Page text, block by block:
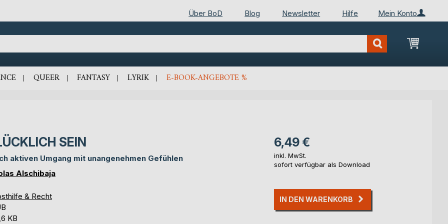
Mein Konto
Über BoD Blog Newsletter Hilfe
Mein
QUEER FANTASY LYRIK E-BOOK-ANGEBOTE %
SEIN
aktiven Umgang mit unangenehmen Gefühlen
Alschibaja
& Recht
KB
6,49 €
inkl. MwSt.
sofort verfügbar als Download
IN DEN WARENKORB